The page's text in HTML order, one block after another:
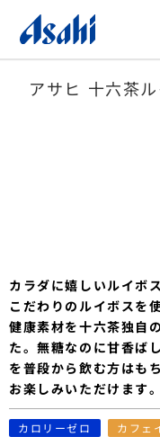
アサヒ 十六茶
カラダに嬉しいルイボ
こだわりのルイボスを
健康素材を十六茶独自
た。無糖なのに甘香ば
を普段から飲む方はも
お楽しみいただけます。
カロリーゼロ カフェ